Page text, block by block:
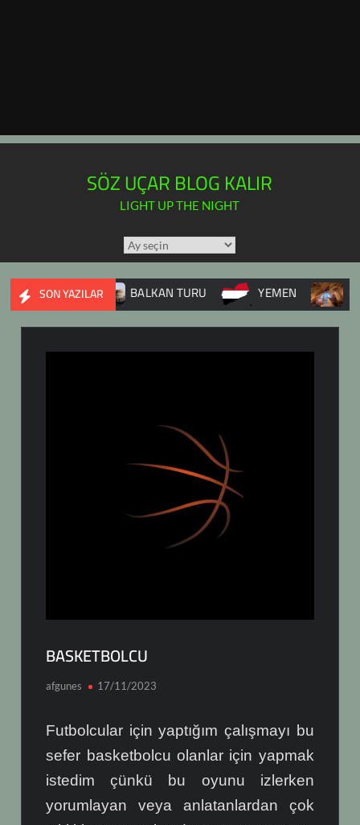
SÖZ UÇAR BLOG KALIR
LIGHT UP THE NIGHT
TÜM
YAZILAR
TAKVİMİ
SON YAZILAR
BALKAN TURU YEMEN DUPNİSA
BASKETBOLCU
afgunes 17/11/2023
Futbolcular için yaptığım çalışmayı bu
sefer basketbolcu olanlar için yapmak
istedim çünkü bu oyunu izlerken
yorumlayan veya anlatanlardan çok